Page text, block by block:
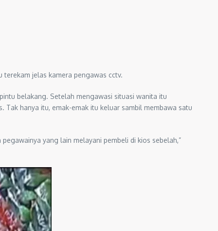
terekam jelas kamera pengawas cctv.
belakang. Setelah mengawasi situasi wanita itu
hanya itu, emak-emak itu keluar sambil membawa satu
yang lain melayani pembeli di kios sebelah,”